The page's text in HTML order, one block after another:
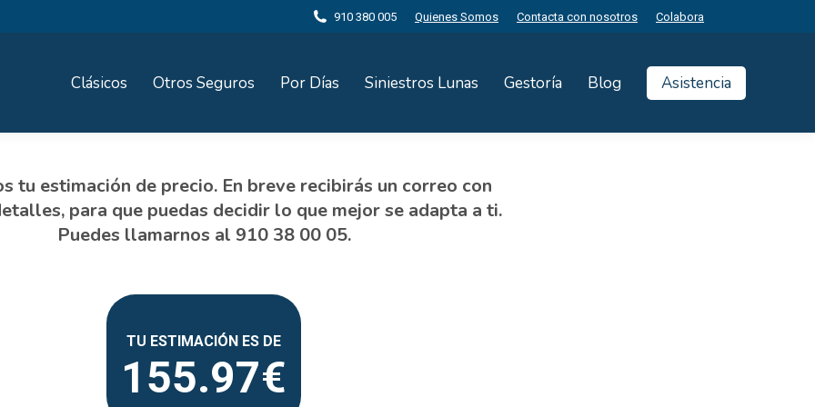
910 380 005 Quienes Somos Contacta con nosotros Colabora
Clásicos Otros Seguros Por Días Siniestros Lunas Gestoría Blog Asistencia
155.97